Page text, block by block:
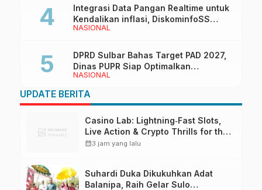
NASIONAL
Integrasi Data Pangan Realtime untuk
Kendalikan inflasi, DiskominfoSS
Sulbar Kembangkan Sistem SAPEDA
NASIONAL
DPRD Sulbar Bahas Target PAD 2027,
Dinas PUPR Siap Optimalkan
Pendapatan Daerah
UPDATE BERITA
Casino Lab: Lightning‑Fast Slots,
Live Action & Crypto Thrills for the
Quick‑Play Enthusiast
calendar_month3 jam yang lalu
Suhardi Duka Dikukuhkan Adat
Balanipa, Raih Gelar Sulo